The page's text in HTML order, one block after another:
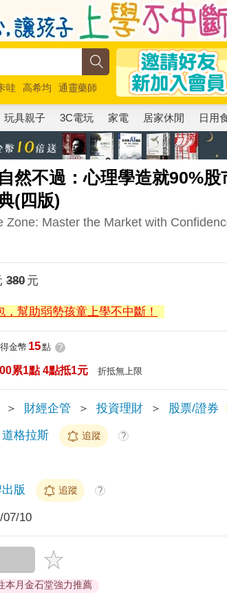
哇 高希均
通靈藥師
玩具親子 3C電玩 家電 居家休閒 日用
然不過：心理學造就90%
(四版)
Zone: Master the Market with
380元
，幫助弱勢孩童上學不中斷！
金幣 15點 ?
累1點 4點抵1元 折抵無上限
＞ 財經企管 ＞ 投資理財 ＞ 股票/證券
格拉斯 追蹤 ?
版 追蹤 ?
07/10
本月金石堂強力推薦